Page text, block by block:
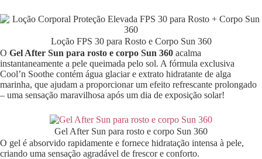
Loção FPS 30 para Rosto e Corpo Sun 360
O Gel After Sun para rosto e corpo Sun 360 acalma
instantaneamente a pele queimada pelo sol. A fórmula exclusiva
Cool’n Soothe contém água glaciar e extrato hidratante de alga
marinha, que ajudam a proporcionar um efeito refrescante prolongado
– uma sensação maravilhosa após um dia de exposição solar!
Gel After Sun para rosto e corpo Sun 360
O gel é absorvido rapidamente e fornece hidratação intensa à pele,
criando uma sensação agradável de frescor e conforto.